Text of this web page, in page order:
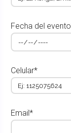
Fecha del
Celular*
Email*